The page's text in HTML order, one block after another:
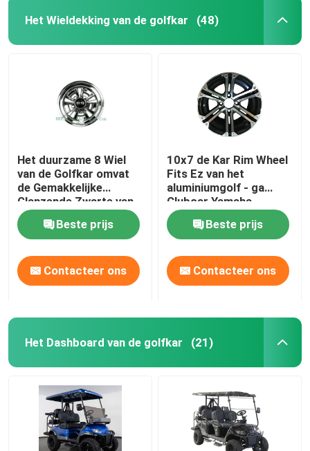
Het Wieldekking van de golfkar (48)
Het duurzame 8 Wiel
van de Golfkar omvat
de Gemakkelijke
Glanzende Zwarte van
de Installatie Diepe
SchotelBeste prijs
Contacteer ons
10x7 de Kar Rim Wheel
Fits Ez van het
aluminiumgolf - ga
Clubcar Yamaha
Tomberlin Harley
Beste prijs
Contacteer ons
Het Dashboard van de golfkar (21)